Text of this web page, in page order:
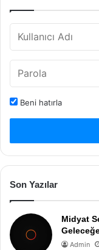
Beni hatırla
Son Yazılar
Midyat
Admin